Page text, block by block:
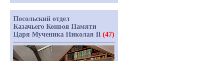
Посольский отдел
Казачьего Конвоя Памяти
Царя Мученика Николая II (47)